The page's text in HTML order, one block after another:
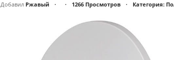
Добавил Ржавый • • 1266 Просмотров • Категория: